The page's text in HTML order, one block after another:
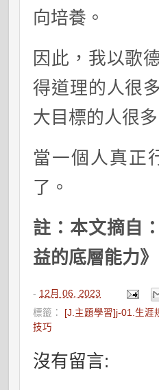
向培養。
因此，我以歌
得道理的人很
大目標的人很
當一個人真正
了。
註：本文摘自
益的底層能力
- 12月 06, 2023
標籤： [J.主題學習]j-01.生涯
技巧
沒有留言: